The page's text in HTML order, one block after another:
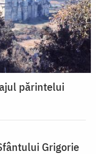
părintelui
Grigorie